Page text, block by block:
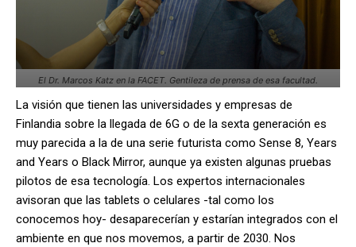
El Dr. Marcos Katz en la FACET. Gentileza de prensa de esa facultad.
La visión que tienen las universidades y empresas de
Finlandia sobre la llegada de 6G o de la sexta generación es
muy parecida a la de una serie futurista como Sense 8, Years
and Years o Black Mirror, aunque ya existen algunas pruebas
pilotos de esa tecnología. Los expertos internacionales
avisoran que las tablets o celulares -tal como los
conocemos hoy- desaparecerían y estarían integrados con el
ambiente en que nos movemos, a partir de 2030. Nos